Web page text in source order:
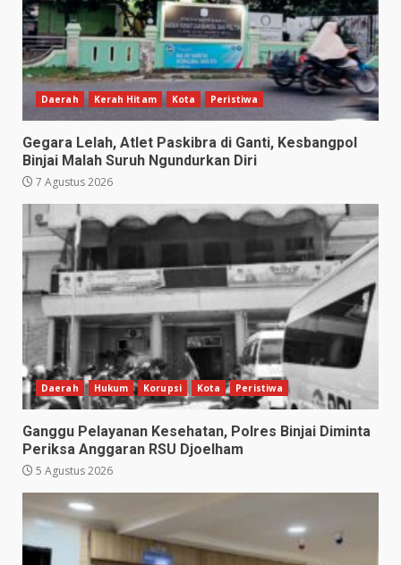
Daerah Kerah Hitam Kota Peristiwa
Gegara Lelah, Atlet Paskibra di Ganti, Kesbangpol
Binjai Malah Suruh Ngundurkan Diri
7 Agustus 2026
Daerah Hukum Korupsi Kota Peristiwa
Ganggu Pelayanan Kesehatan, Polres Binjai Diminta
Periksa Anggaran RSU Djoelham
5 Agustus 2026